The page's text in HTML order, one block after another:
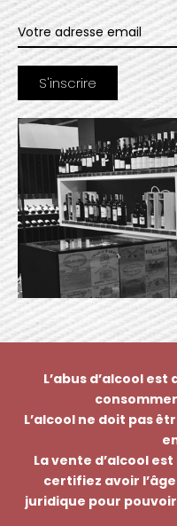
L’abus d’alcool
L’alcool ne doit pas
La vente d’alcool
certifiez avoir
juridique pour